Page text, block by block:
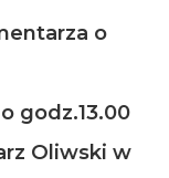
o
o godz.13.00
Oliwski w